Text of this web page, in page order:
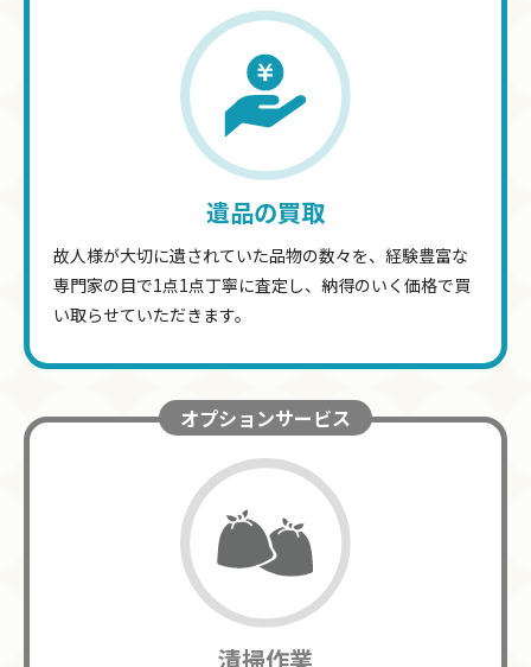
遺品の買取
故人様が大切に遺されていた品物の数々を、経験豊富な
専門家の目で1点1点丁寧に査定し、納得のいく価格で買
い取らせていただきます。
オプションサービス
清掃作業